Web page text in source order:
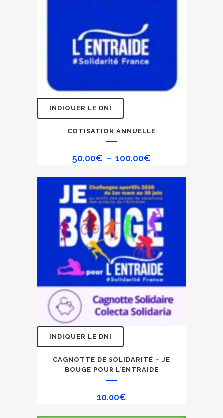
INDIQUER LE DNI
produit
a
variations.
peuvent
être
choisies
sur
la
page
du
produit
COTISATION ANNUELLE
50.00€ – 100.00€
prix :
50.00€
à
100.00€
INDIQUER LE DNI
CAGNOTTE DE SOLIDARITÉ – JE
BOUGE POUR L’ENTRAIDE
10.00€